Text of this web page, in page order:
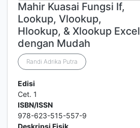
Mahir Kuasai Fungsi If,
Lookup, Vlookup,
Hlookup, & Xlookup Excel
dengan Mudah
Randi Adrika Putra
Edisi
Cet. 1
ISBN/ISSN
978-623-515-557-9
Deskripsi Fisik